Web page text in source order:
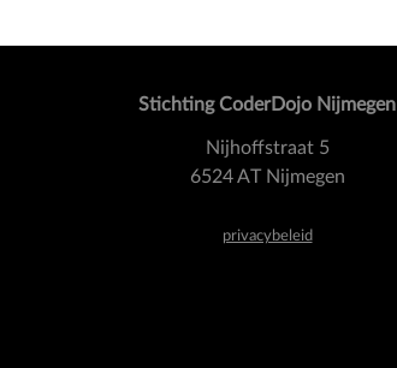
Stichting CoderDojo Nijmegen
Nijhoffstraat 5
6524 AT Nijmegen
privacybeleid